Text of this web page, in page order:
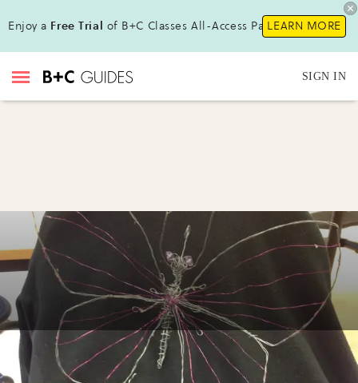
Enjoy a Free Trial of B+C Classes All-Access Pass !LEARN MORE
SIGN IN